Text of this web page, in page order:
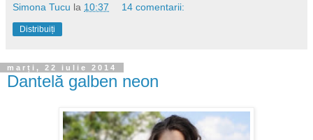
Simona Tucu la 10:37 14 comentarii:
Distribuiți
marți, 22 iulie 2014
Dantelă galben neon